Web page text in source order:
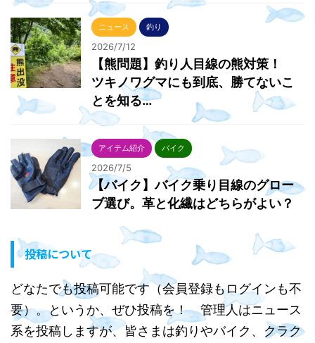
ニュース 釣り
2026/7/12
【熊問題】釣り人目線の熊対策！
ツキノワグマにも到底、勝てないこ
とを知る…
アイテム紹介 バイク
2026/7/5
【バイク】バイク乗り目線のグロー
ブ選び。革と化繊はどちらがよい？
投稿について
どなたでも投稿可能です（会員登録もログインも不
要）。というか、ぜひ投稿を！ 管理人はニュース
系を投稿しますが、皆さまは釣りやバイク、クラク